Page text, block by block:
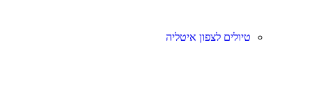
טיולים לצפון איטליה